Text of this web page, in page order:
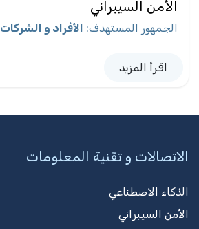
الأمن السيبراني
الجمهور المستهدف: الأفراد و الشركات
اقرأ المزيد
الاتصالات و تقنية المعلومات
الذكاء الاصطناعي
الأمن السيبراني